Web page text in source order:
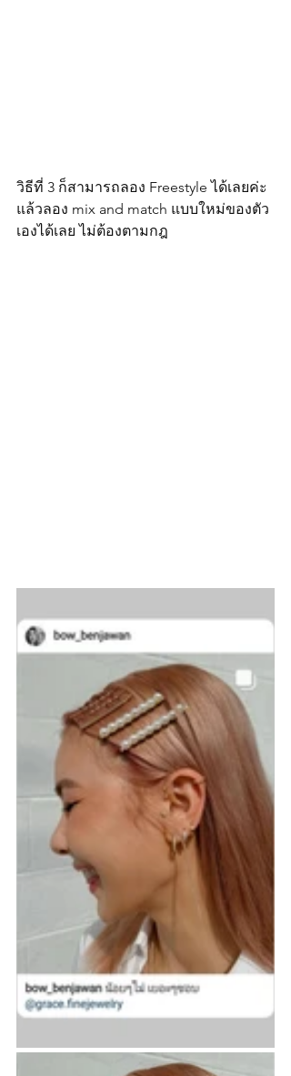
วิธีที่ 3 ก็สามารถลอง Freestyle ได้เลยค่ะ
แล้วลอง mix and match แบบใหม่ของตัว
เองได้เลย ไม่ต้องตามกฎ